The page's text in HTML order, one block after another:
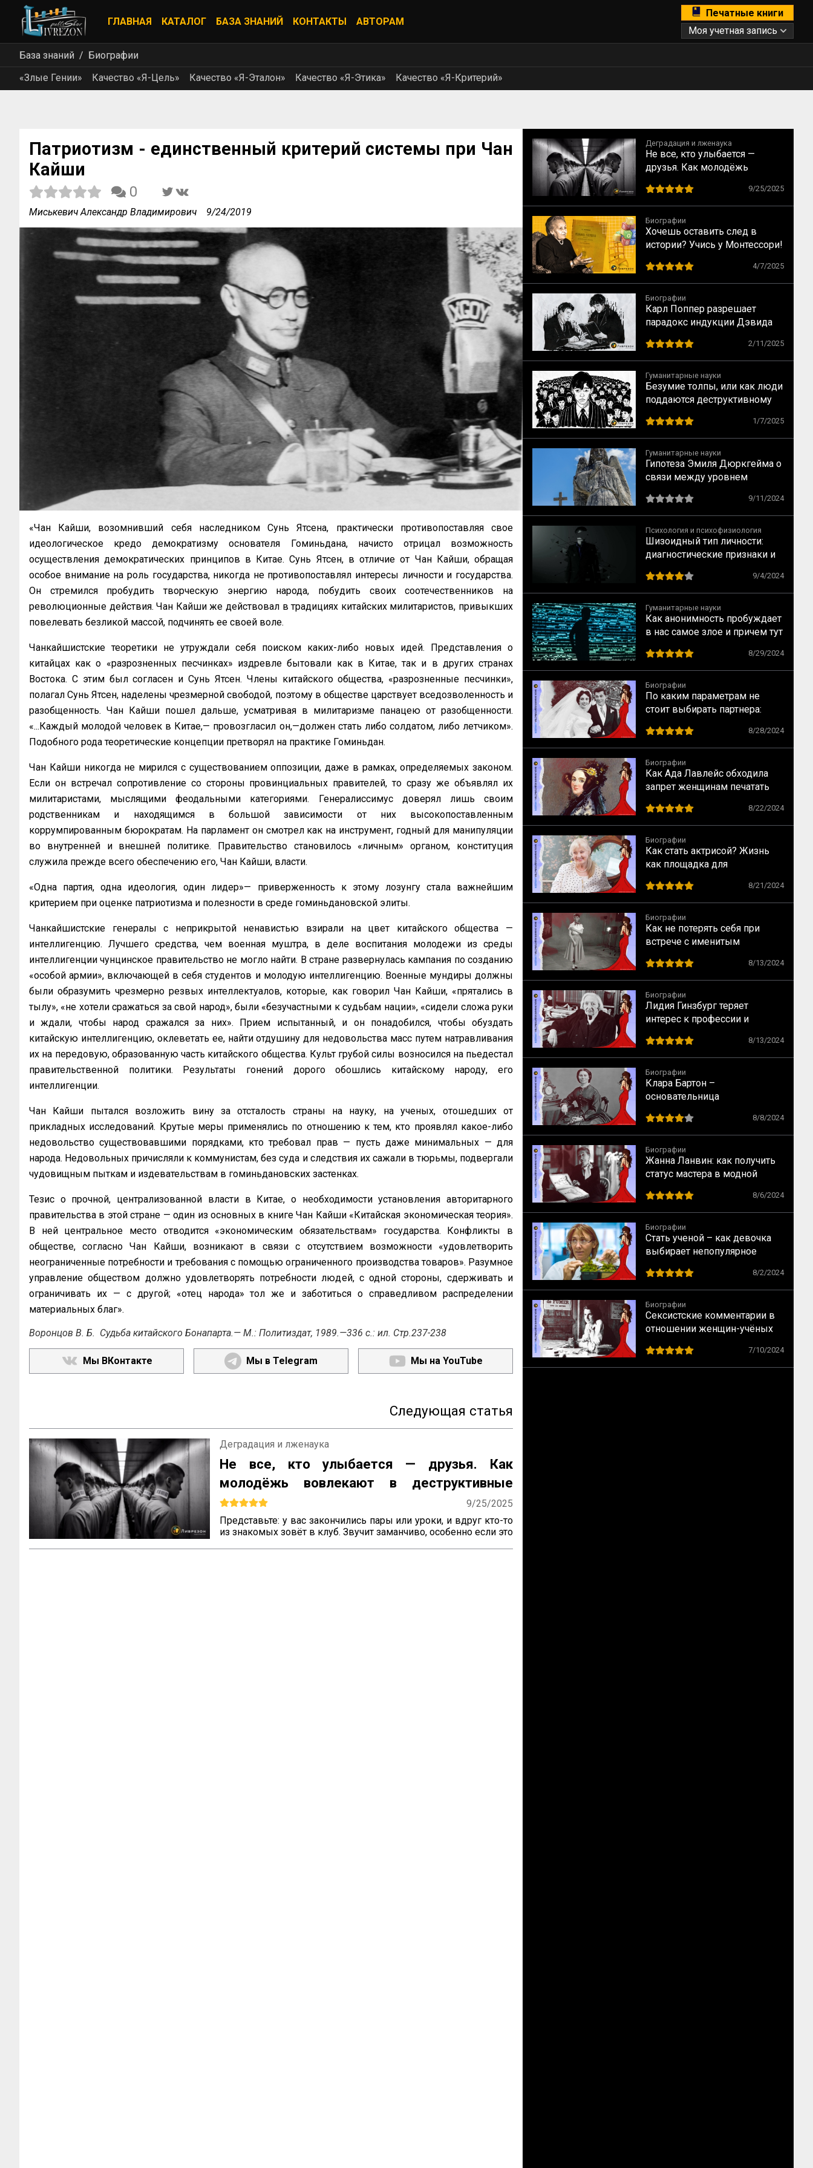
ГЛАВНАЯ КАТАЛОГ БАЗА ЗНАНИЙ КОНТАКТЫ АВТОРАМ
Печатные книги
Моя учетная запись
База знаний
Биографии
«Злые Гении»
Качество «Я-Цель» Качество «Я-Эталон» Качество «Я-Этика» Качество «Я-Критерий»
Патриотизм - единственный критерий системы при Чан
Кайши
0
Миськевич Александр Владимирович 9/24/2019
«Чан Кайши, возомнивший себя наследником Сунь Ятсена, практически противопоставляя свое
идеологическое кредо демократизму основателя Гоминьдана, начисто отрицал возможность
осуществления демократических принципов в Китае. Сунь Ятсен, в отличие от Чан Кайши, обращая
особое внимание на роль государства, никогда не противопоставлял интересы личности и государства.
Он стремился пробудить творческую энергию народа, побудить своих соотечественников на
революционные действия. Чан Кайши же действовал в традициях китайских милитаристов, привыкших
повелевать безликой массой, подчинять ее своей воле.
Чанкайшистские теоретики не утруждали себя поиском каких-либо новых идей. Представления о
китайцах как о «разрозненных песчинках» издревле бытовали как в Китае, так и в других странах
Востока. С этим был согласен и Сунь Ятсен. Члены китайского общества, «разрозненные песчинки»,
полагал Сунь Ятсен, наделены чрезмерной свободой, поэтому в обществе царствует вседозволенность и
разобщенность. Чан Кайши пошел дальше, усматривая в милитаризме панацею от разобщенности.
«...Каждый молодой человек в Китае,— провозгласил он,—должен стать либо солдатом, либо летчиком».
Подобного рода теоретические концепции претворял на практике Гоминьдан.
Чан Кайши никогда не мирился с существованием оппозиции, даже в рамках, определяемых законом.
Если он встречал сопротивление со стороны провинциальных правителей, то сразу же объявлял их
милитаристами, мыслящими феодальными категориями. Генералиссимус доверял лишь своим
родственникам и находящимся в большой зависимости от них высокопоставленным
коррумпированным бюрократам. На парламент он смотрел как на инструмент, годный для манипуляции
во внутренней и внешней политике. Правительство становилось «личным» органом, конституция
служила прежде всего обеспечению его, Чан Кайши, власти.
«Одна партия, одна идеология, один лидер»— приверженность к этому лозунгу стала важнейшим
критерием при оценке патриотизма и полезности в среде гоминьдановской элиты.
Чанкайшистские генералы с неприкрытой ненавистью взирали на цвет китайского общества —
интеллигенцию. Лучшего средства, чем военная муштра, в деле воспитания молодежи из среды
интеллигенции чунцинское правительство не могло найти. В стране развернулась кампания по созданию
«особой армии», включающей в себя студентов и молодую интеллигенцию. Военные мундиры должны
были образумить чрезмерно резвых интеллектуалов, которые, как говорил Чан Кайши, «прятались в
тылу», «не хотели сражаться за свой народ», были «безучастными к судьбам нации», «сидели сложа руки
и ждали, чтобы народ сражался за них». Прием испытанный, и он понадобился, чтобы обуздать
китайскую интеллигенцию, оклеветать ее, найти отдушину для недовольства масс путем натравливания
их на передовую, образованную часть китайского общества. Культ грубой силы возносился на пьедестал
правительственной политики. Результаты гонений дорого обошлись китайскому народу, его
интеллигенции.
Чан Кайши пытался возложить вину за отсталость страны на науку, на ученых, отошедших от
прикладных исследований. Крутые меры применялись по отношению к тем, кто проявлял какое-либо
недовольство существовавшими порядками, кто требовал прав — пусть даже минимальных — для
народа. Недовольных причисляли к коммунистам, без суда и следствия их сажали в тюрьмы, подвергали
чудовищным пыткам и издевательствам в гоминьдановских застенках.
Тезис о прочной, централизованной власти в Китае, о необходимости установления авторитарного
правительства в этой стране — один из основных в книге Чан Кайши «Китайская экономическая теория».
В ней центральное место отводится «экономическим обязательствам» государства. Конфликты в
обществе, согласно Чан Кайши, возникают в связи с отсутствием возможности «удовлетворить
неограниченные потребности и требования с помощью ограниченного производства товаров». Разумное
управление обществом должно удовлетворять потребности людей, с одной стороны, сдерживать и
ограничивать их — с другой; «отец народа» тол же и заботиться о справедливом распределении
материальных благ».
Воронцов В. Б. Судьба китайского Бонапарта.— М.: Политиздат, 1989.—336 с.: ил. Стр.237-238
Мы ВКонтакте Мы в Telegram Мы на YouTube
Следующая статья
Деградация и лженаука
Не все, кто улыбается — друзья. Как
молодёжь вовлекают в деструктивные
сообщества
9/25/2025
Представьте: у вас закончились пары или уроки, и вдруг кто-то
из знакомых зовёт в клуб. Звучит заманчиво, особенно если это
Деградация и лженаука
Не все, кто улыбается —
друзья. Как молодёжь
сообщества
9/25/2025
Биографии
Хочешь оставить след в
истории? Учись у Монтессори!
наследие
4/7/2025
Биографии
Карл Поппер разрешает
парадокс индукции Дэвида
2/11/2025
Гуманитарные науки
Безумие толпы, или как люди
поддаются деструктивному
1/7/2025
Гуманитарные науки
Гипотеза Эмиля Дюркгейма о
связи между уровнем
самоубийств
9/11/2024
Психология и психофизиология
Шизоидный тип личности:
диагностические признаки и
взаимодействию от КГБ9/4/2024
Гуманитарные науки
Как анонимность пробуждает
в нас самое злое и причем тут
8/29/2024
Биографии
По каким параметрам не
стоит выбирать партнера:
8/28/2024
Биографии
Как Ада Лавлейс обходила
запрет женщинам печатать
8/22/2024
Биографии
Как стать актрисой? Жизнь
как площадка для
8/21/2024
Биографии
Как не потерять себя при
встрече с именитым
Хепбёрн
8/13/2024
Биографии
Лидия Гинзбург теряет
интерес к профессии и
8/13/2024
Биографии
Клара Бартон –
основательница
Креста
8/8/2024
Биографии
Жанна Ланвин: как получить
статус мастера в модной
8/6/2024
Биографии
Стать ученой – как девочка
выбирает непопулярное
8/2/2024
Биографии
Сексистские комментарии в
отношении женщин-учёных
7/10/2024